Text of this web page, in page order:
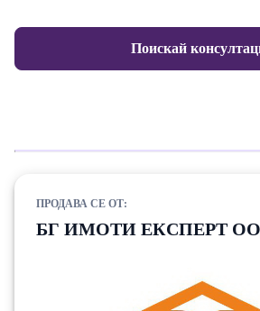
Поискай
ПРОДАВА СЕ ОТ:
БГ ИМОТИ ЕКСПЕРТ